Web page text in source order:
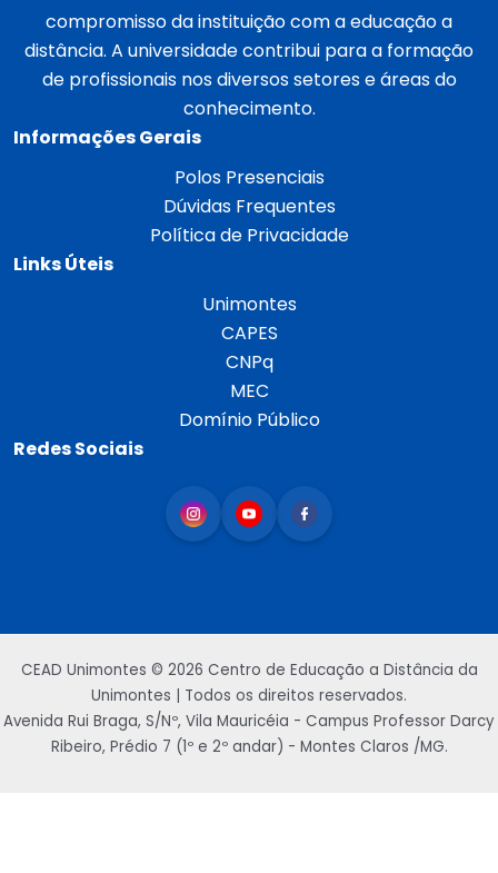
compromisso da instituição com a educação a
distância. A universidade contribui para a formação
de profissionais nos diversos setores e áreas do
conhecimento.
Informações Gerais
Polos Presenciais
Dúvidas Frequentes
Política de Privacidade
Links Úteis
Unimontes
CAPES
CNPq
MEC
Domínio Público
Redes Sociais
CEAD Unimontes © 2026 Centro de Educação a Distância da
Unimontes | Todos os direitos reservados.
Avenida Rui Braga, S/Nº, Vila Mauricéia - Campus Professor Darcy
Ribeiro, Prédio 7 (1º e 2º andar) - Montes Claros /MG.